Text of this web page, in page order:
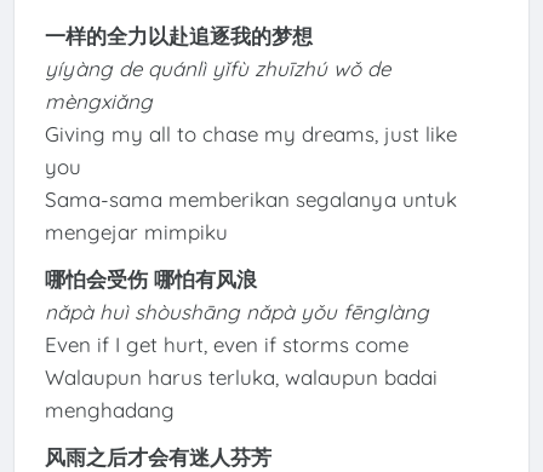
一样的全力以赴追逐我的梦想
yíyàng de quánlì yǐfù zhuīzhú wǒ de
mèngxiǎng
Giving my all to chase my dreams, just like
you
Sama-sama memberikan segalanya untuk
mengejar mimpiku
哪怕会受伤 哪怕有风浪
nǎpà huì shòushāng nǎpà yǒu fēnglàng
Even if I get hurt, even if storms come
Walaupun harus terluka, walaupun badai
menghadang
风雨之后才会有迷人芬芳